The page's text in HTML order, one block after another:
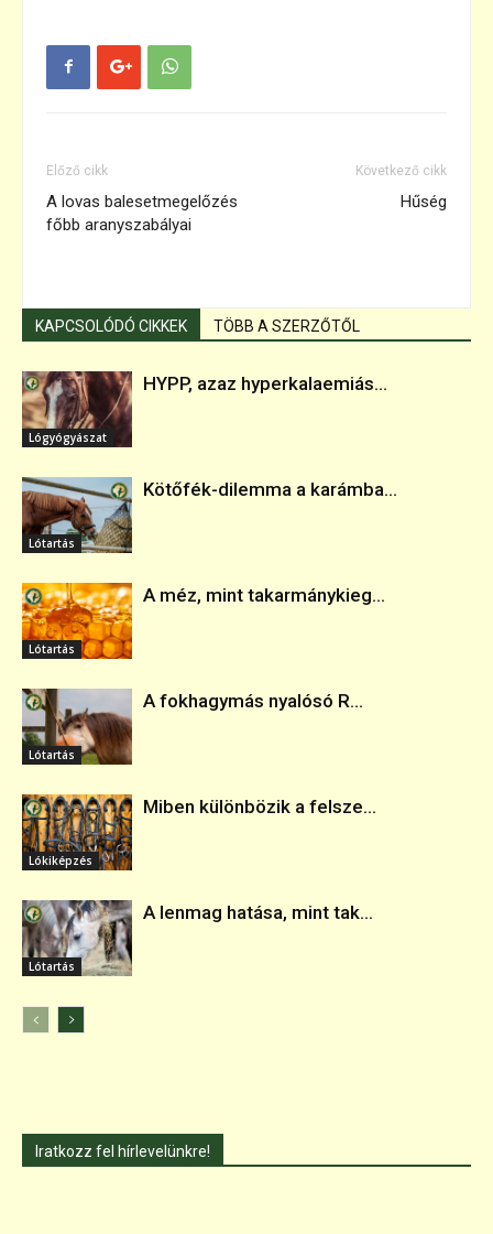
Előző cikk
A lovas balesetmegelőzés
főbb aranyszabályai
Következő cikk
Hűség
KAPCSOLÓDÓ CIKKEK TÖBB A SZERZŐTŐL
Lógyógyászat
HYPP, azaz hyperkalaemiás...
Lótartás
Kötőfék-dilemma a karámba...
Lótartás
A méz, mint takarmánykieg...
Lótartás
A fokhagymás nyalósó R...
Lókiképzés
Miben különbözik a felsze...
Lótartás
A lenmag hatása, mint tak...
Iratkozz fel hírlevelünkre!